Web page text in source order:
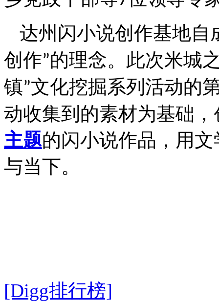
达州闪小说创作基地自
创作”的理念。此次米城
镇”文化挖掘系列活动的
动收集到的素材为基础
主题的闪小说作品，用
与当下。
[Digg排行榜]